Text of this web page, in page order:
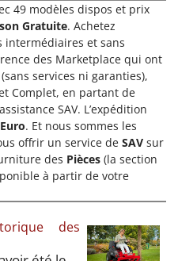
49 modèles dispos et prix
Gratuite. Achetez
intermédiaires et sans
des Marketplace qui ont
services ni garanties),
Complet, en partant de
SAV. L’expédition
. Et nous sommes les
offrir un service de SAV sur
des Pièces (la section
à partir de votre
des